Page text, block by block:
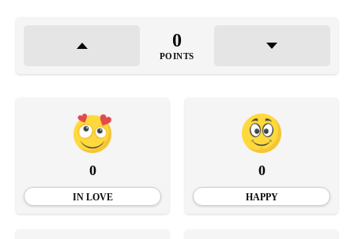
0
POINTS
0
IN LOVE
0
HAPPY